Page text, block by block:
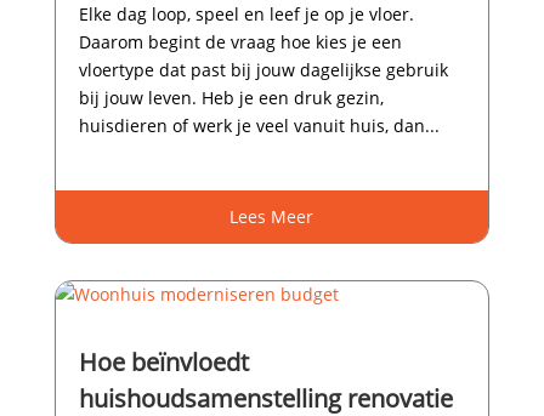
Elke dag loop, speel en leef je op je vloer.​
Daarom begint de vraag hoe kies je een
vloertype dat past bij jouw dagelijkse gebruik
bij jouw leven.​ Heb je een druk gezin,
huisdieren of werk je veel vanuit huis, dan...
Lees Meer
Hoe beïnvloedt
huishoudsamenstelling renovatie